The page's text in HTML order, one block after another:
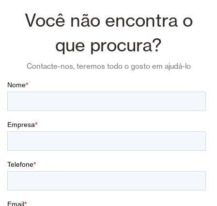
Você não encontra o
que procura?
Contacte-nos, teremos todo o gosto em ajudá-lo